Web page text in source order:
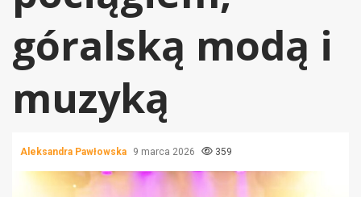
góralską modą i
muzyką
Aleksandra Pawłowska 9 marca 2026 359